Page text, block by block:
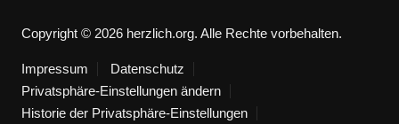
Copyright © 2026 herzlich.org. Alle Rechte vorbehalten.
Impressum
Datenschutz
Privatsphäre-Einstellungen ändern
Historie der Privatsphäre-Einstellungen